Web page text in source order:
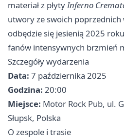
materiał z płytyInferno
utwory ze swoich
odbędzie się jesienią 2025
fanów intensywnych brzmień
Szczegóły wydarzenia
Data: 7 października 2025
Godzina: 20:00
Miejsce: Motor Rock Pub, ul.
Słupsk, Polska
O zespole i trasie